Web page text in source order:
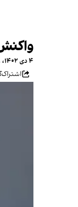
۴ دی ۱۴۰۲، ۱۰:۲۹ (‎+۰ گرینویچ)